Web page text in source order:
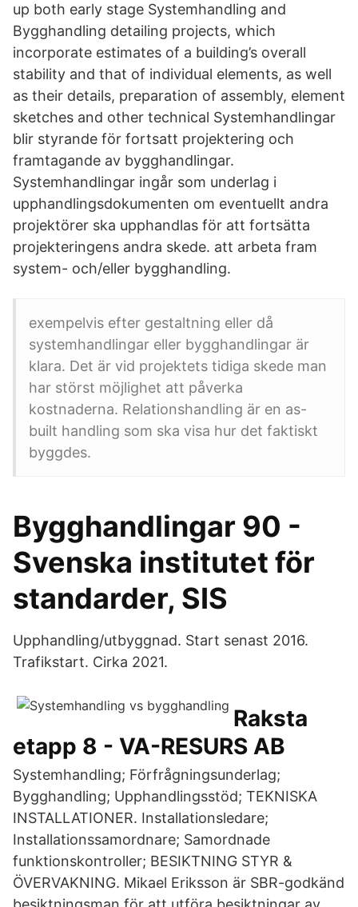
up both early stage Systemhandling and
Bygghandling detailing projects, which
incorporate estimates of a building’s overall
stability and that of individual elements, as well
as their details, preparation of assembly, element
sketches and other technical Systemhandlingar
blir styrande för fortsatt projektering och
framtagande av bygghandlingar.
Systemhandlingar ingår som underlag i
upphandlingsdokumenten om eventuellt andra
projektörer ska upphandlas för att fortsätta
projekteringens andra skede. att arbeta fram
system- och/eller bygghandling.
exempelvis efter gestaltning eller då
systemhandlingar eller bygghandlingar är
klara. Det är vid projektets tidiga skede man
har störst möjlighet att påverka
kostnaderna. Relationshandling är en as-
built handling som ska visa hur det faktiskt
byggdes.
Bygghandlingar 90 -
Svenska institutet för
standarder, SIS
Upphandling/utbyggnad. Start senast 2016.
Trafikstart. Cirka 2021.
Raksta
etapp 8 - VA-RESURS AB
Systemhandling; Förfrågningsunderlag;
Bygghandling; Upphandlingsstöd; TEKNISKA
INSTALLATIONER. Installationsledare;
Installationssamordnare; Samordnade
funktionskontroller; BESIKTNING STYR &
ÖVERVAKNING. Mikael Eriksson är SBR-godkänd